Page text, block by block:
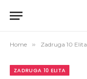
Home » Zadruga 10 Elita
ZADRUGA 10 ELITA